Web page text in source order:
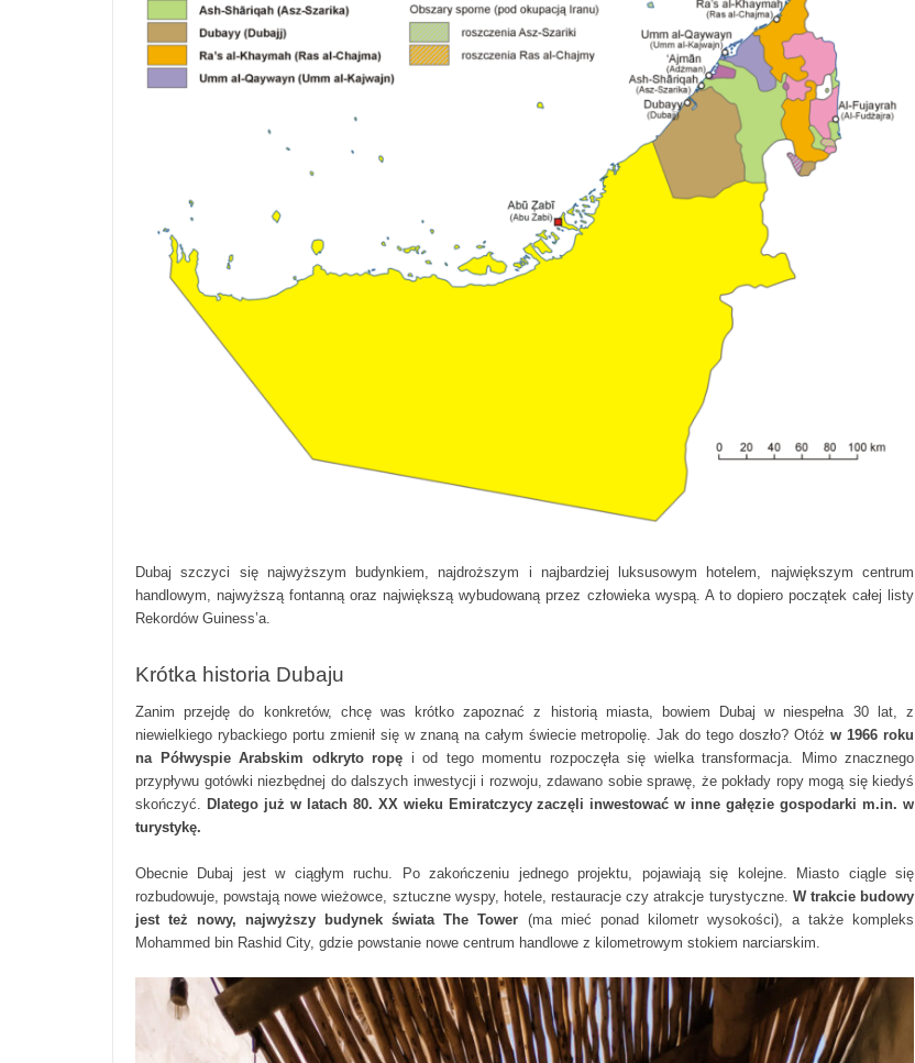
Dubaj szczyci się najwyższym budynkiem, najdroższym i najbardziej luksusowym hotelem, największym centrum
handlowym, najwyższą fontanną oraz największą wybudowaną przez człowieka wyspą. A to dopiero początek całej listy
Rekordów Guiness’a.
Krótka historia Dubaju
Zanim przejdę do konkretów, chcę was krótko zapoznać z historią miasta, bowiem Dubaj w niespełna 30 lat, z
niewielkiego rybackiego portu zmienił się w znaną na całym świecie metropolię. Jak do tego doszło? Otóżw 1966 roku
na Półwyspie Arabskim odkryto ropę i od tego momentu rozpoczęła się wielka transformacja. Mimo znacznego
przypływu gotówki niezbędnej do dalszych inwestycji i rozwoju, zdawano sobie sprawę, że pokłady ropy mogą się kiedyś
skończyć. Dlatego już w latach 80. XX wieku Emiratczycy zaczęli inwestować w inne gałęzie gospodarki m.in. w
turystykę.
Obecnie Dubaj jest w ciągłym ruchu. Po zakończeniu jednego projektu, pojawiają się kolejne. Miasto ciągle się
rozbudowuje, powstają nowe wieżowce, sztuczne wyspy, hotele, restauracje czy atrakcje turystyczne. W trakcie budowy
jest też nowy, najwyższy budynek świata The Tower (ma mieć ponad kilometr wysokości), a także kompleks
Mohammed bin Rashid City, gdzie powstanie nowe centrum handlowe z kilometrowym stokiem narciarskim.